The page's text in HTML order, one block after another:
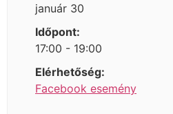
január 30
Időpont:
17:00 - 19:00
Elérhetőség:
Facebook esemény